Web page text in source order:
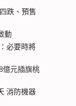
跌、預售
動
必要時將
億元插旗桃
消防機器